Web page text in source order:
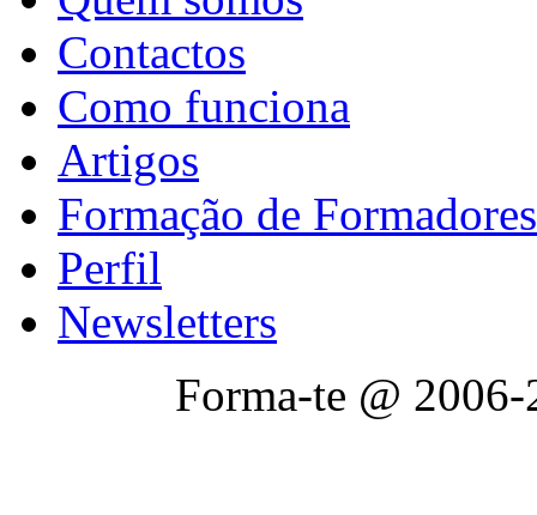
Contactos
Como funciona
Artigos
Formação de Formadores
Perfil
Newsletters
Forma-te @